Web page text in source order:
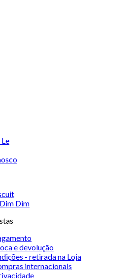
Dim
e devolução
- retirada na Loja
internacionais